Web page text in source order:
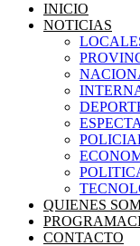
INICIO
NOTICIAS
QUIENES
CONTACTO